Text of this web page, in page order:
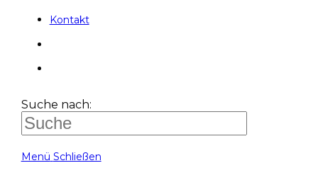
Kontakt
Suche nach:
Menü Schließen